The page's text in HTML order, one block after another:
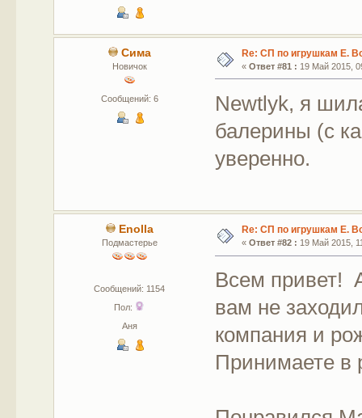
Сима
Новичок
Сообщений: 6
Re: СП по игрушкам Е.
« Ответ #81 : 19 Май 2015,
Newtlyk, я
балерины (с
уверенно.
Enolla
Подмастерье
Сообщений: 1154
Пол:
Аня
Re: СП по игрушкам Е.
« Ответ #82 : 19 Май 2015,
Всем привет!
вам не
компания и
Принимаете